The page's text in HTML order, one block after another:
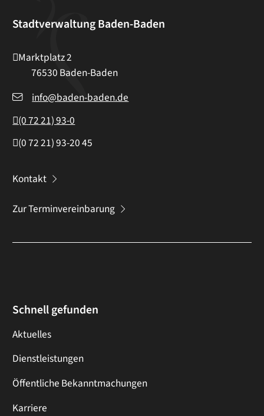
Stadtverwaltung Baden-Baden
Marktplatz 2
76530 Baden-Baden
info@baden-baden.de
(07221) 93-0
(07221) 93-2045
Kontakt
Zur Terminvereinbarung
Schnell gefunden
Aktuelles
Dienstleistungen
Öffentliche Bekanntmachungen
Karriere